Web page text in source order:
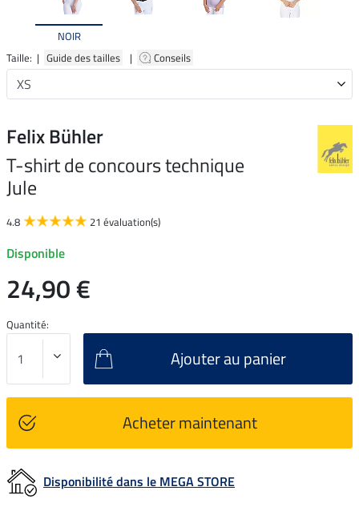
NOIR
Taille: | Guide des tailles | Conseils
Felix Bühler
T-shirt de concours technique
Jule
4.8 21 évaluation(s)
Disponible
24,90 €
Quantité:
Ajouter au panier
Acheter maintenant
Disponibilité dans le MEGA STORE